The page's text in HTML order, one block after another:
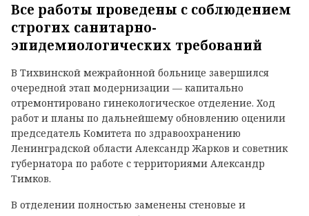
Все работы проведены с соблюдением
строгих санитарно-
эпидемиологических требований
В Тихвинской межрайонной больнице завершился
очередной этап модернизации — капитально
отремонтировано гинекологическое отделение. Ход
работ и планы по дальнейшему обновлению оценили
председатель Комитета по здравоохранению
Ленинградской области Александр Жарков и советник
губернатора по работе с территориями Александр
Тимков.
В отделении полностью заменены стеновые и